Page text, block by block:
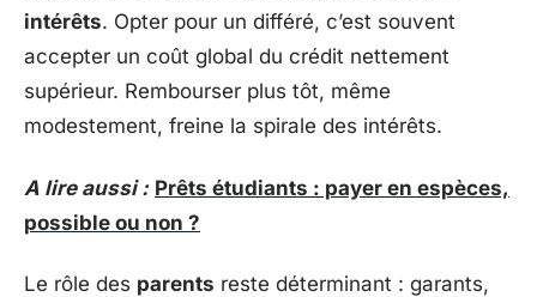
intérêts. Opter pour un différé, c’est souvent
accepter un coût global du crédit nettement
supérieur. Rembourser plus tôt, même
modestement, freine la spirale des intérêts.
A lire aussi : Prêts étudiants : payer en espèces,
possible ou non ?
Le rôle des parents reste déterminant : garants,